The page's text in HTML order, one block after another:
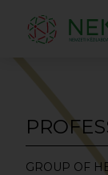
GROUP OF